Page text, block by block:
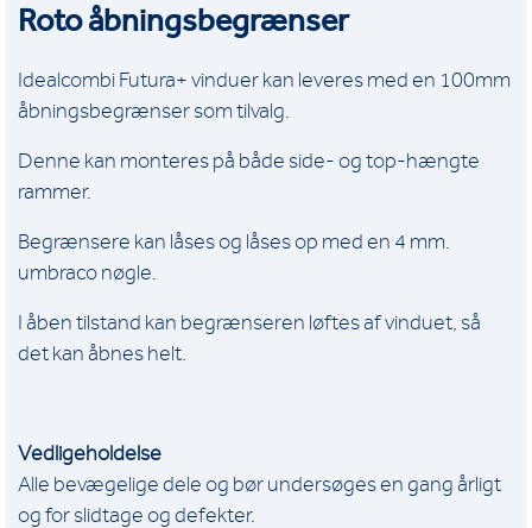
Roto åbningsbegrænser
Idealcombi Futura+ vinduer kan leveres med en 100mm
åbningsbegrænser som tilvalg.
Denne kan monteres på både side- og top-hængte
rammer.
Begrænsere kan låses og låses op med en 4 mm.
umbraco nøgle.
I åben tilstand kan begrænseren løftes af vinduet, så
det kan åbnes helt.
Vedligeholdelse
Alle bevægelige dele og bør undersøges en gang årligt
og for slidtage og defekter.